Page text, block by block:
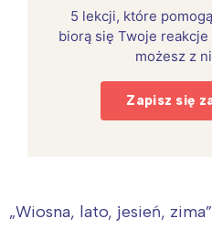
5 lekcji, które
biorą się Twoje
możesz z
Zapisz się
„Wiosna, lato, jesień,